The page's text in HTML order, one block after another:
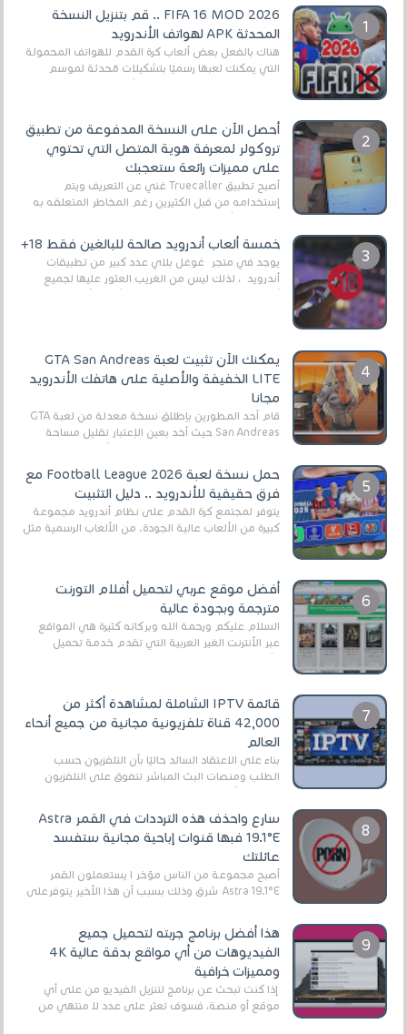
FIFA 16 MOD 2026 .. قم بتنزيل النسخة
المحدثة APK لهواتف الأندرويد
هناك بالفعل بعض ألعاب كرة القدم للهواتف المحمولة
التي يمكنك لعبها رسميًا بتشكيلات مُحدثة لموسم
أحصل الآن على النسخة المدفوعة من تطبيق
تروكولر لمعرفة هوية المتصل التي تحتوي
على مميزات رائعة ستعجبك
أصبح تطبيق Truecaller غني عن التعريف ويتم
إستخدامه من قبل الكثيرين رغم المخاطر المتعلقه به
خمسة ألعاب أندرويد صالحة للبالغين فقط 18+
يوجد في متجر غوغل بلاي عدد كبير من تطبيقات
أندرويد ، لذلك ليس من الغريب العثور عليها لجميع
يمكنك الآن تثبيت لعبة GTA San Andreas
LITE الخفيفة والأصلية على هاتفك الأندرويد
مجانا
قام أحد المطورين بإطلاق نسخة معدلة من لعبة GTA
San Andreas حيث أخد بعين الإعتبار تقليل مساحة
حمل نسخة لعبة Football League 2026 مع
فرق حقيقية للأندرويد .. دليل التثبيت
يتوفر لمجتمع كرة القدم على نظام أندرويد مجموعة
كبيرة من الألعاب عالية الجودة. من الألعاب الرسمية مثل
أفضل موقع عربي لتحميل أفلام التورنت
مترجمة وبجودة عالية
السلام عليكم ورحمة الله وبركاته كثيرة هي المواقع
عبر الأنترنت الغير العربية التي تقدم خدمة تحميل
الأفلام على التورنت ، ومعظم هذه المواقع ل...
قائمة IPTV الشاملة لمشاهدة أكثر من
42,000 قناة تلفزيونية مجانية من جميع أنحاء
العالم
بناءً على الاعتقاد السائد حاليًا بأن التلفزيون حسب
الطلب ومنصات البث المباشر تتفوق على التلفزيون
الرقمي الأرضي التقليدي، يُعدّ IPTV-org خيار...
سارع واحذف هذه الترددات في القمر Astra
19.1°E فبها قنوات إباحية مجانية ستفسد
عائلتك
أصبح مجموعة من الناس مؤخر ا يستعملون القمر
Astra 19.1°E شرق وذلك بسبب أن هذا الأخير يتوفرعلى
هذا أفضل برنامج جربته لتحميل جميع
الفيديوهات من أي مواقع بدقة عالية 4K
ومميزات خرافية
إذا كنت تبحث عن برنامج لتنزيل الفيديو من على أي
موقع أو منصة، فسوف تعثر على عدد لا منتهي من